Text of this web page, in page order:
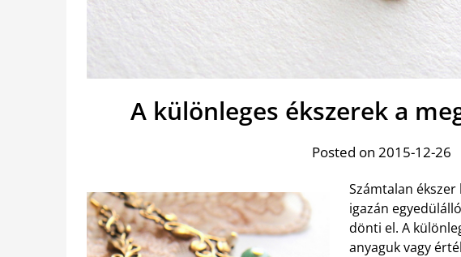
A különleges ékszerek a
Posted on 2015-12-26
Számtalan
igazán
dönti el. A
anyaguk vagy